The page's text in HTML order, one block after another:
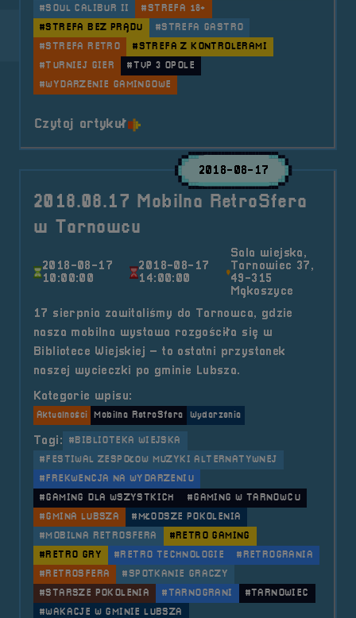
#SOUL CALIBUR II
#STREFA 18+
#STREFA BEZ PRĄDU
#STREFA GASTRO
#STREFA RETRO
#STREFA Z KONTROLERAMI
#TURNIEJ GIER
#TVP 3 OPOLE
#WYDARZENIE GAMINGOWE
Czytaj artykuło tytule 2018.09.21, 22 i 23
2018-08-17
2018.08.17 Mobilna RetroSfera
w Tarnowcu
2018-08-17
10:00:00
2018-08-17
14:00:00
Sala wiejska,
Tarnowiec 37,
49-315
Mąkoszyce
17 sierpnia zawitaliśmy do Tarnowca, gdzie
nasza mobilna wystawa rozgościła się w
Bibliotece Wiejskiej – to ostatni przystanek
naszej wycieczki po gminie Lubsza.
Kategorie wpisu:
Aktualności Mobilna RetroSfera Wydarzenia
Tagi:
#BIBLIOTEKA WIEJSKA
#FESTIWAL ZESPOŁÓW MUZYKI ALTERNATYWNEJ
#FREKWENCJA NA WYDARZENIU
#GAMING DLA WSZYSTKICH
#GAMING W TARNOWCU
#GMINA LUBSZA
#MŁODSZE POKOLENIA
#MOBILNA RETROSFERA
#RETRO GAMING
#RETRO GRY
#RETRO TECHNOLOGIE
#RETROGRANIA
#RETROSFERA
#SPOTKANIE GRACZY
#STARSZE POKOLENIA
#TARNOGRANI
#TARNOWIEC
#WAKACJE W GMINIE LUBSZA